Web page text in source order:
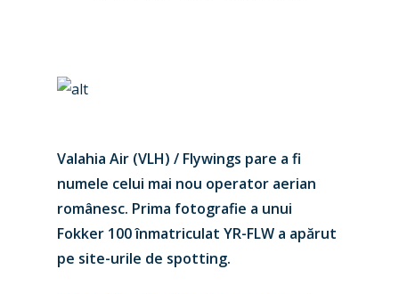
Valahia Air (VLH) / Flywings pare a fi
numele celui mai nou operator aerian
românesc. Prima fotografie a unui
Fokker 100 înmatriculat YR-FLW a apărut
pe site-urile de spotting.